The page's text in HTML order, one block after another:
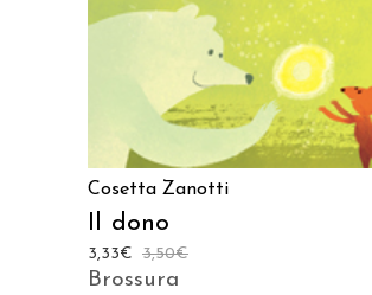
Cosetta Zanotti
Il dono
3,50€
3,33€
Brossura